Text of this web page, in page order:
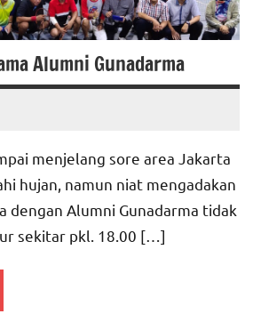
Alumni Gunadarma
menjelang sore area Jakarta
hujan, namun niat mengadakan
dengan Alumni Gunadarma tidak
sekitar pkl. 18.00 […]